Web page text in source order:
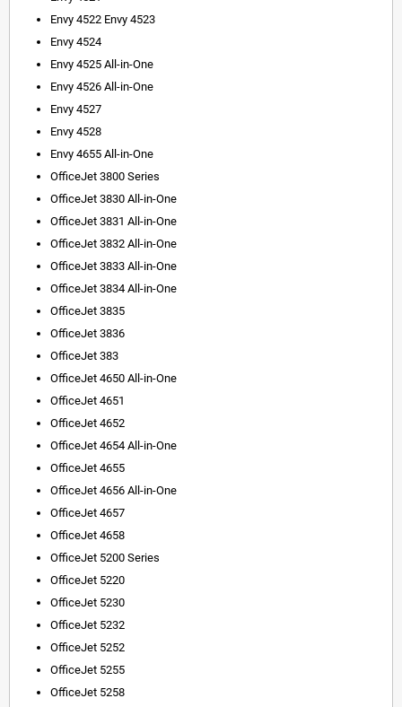
Envy 4522 Envy 4523
Envy 4524
Envy 4525 All-in-One
Envy 4526 All-in-One
Envy 4527
Envy 4528
Envy 4655 All-in-One
OfficeJet 3800 Series
OfficeJet 3830 All-in-One
OfficeJet 3831 All-in-One
OfficeJet 3832 All-in-One
OfficeJet 3833 All-in-One
OfficeJet 3834 All-in-One
OfficeJet 3835
OfficeJet 3836
OfficeJet 383
OfficeJet 4650 All-in-One
OfficeJet 4651
OfficeJet 4652
OfficeJet 4654 All-in-One
OfficeJet 4655
OfficeJet 4656 All-in-One
OfficeJet 4657
OfficeJet 4658
OfficeJet 5200 Series
OfficeJet 5220
OfficeJet 5230
OfficeJet 5232
OfficeJet 5252
OfficeJet 5255
OfficeJet 5258